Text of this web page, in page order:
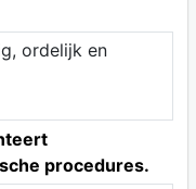
ordelijk en
procedures.